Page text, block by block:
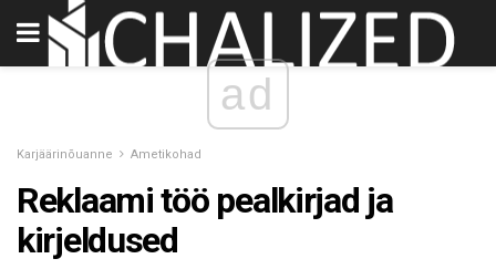
ad
Karjäärinõuanne Ametikohad
Reklaami töö pealkirjad ja
kirjeldused